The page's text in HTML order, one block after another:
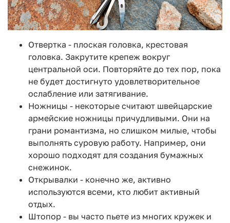
Отвертка - плоская головка, крестовая
головка. Закрутите крепеж вокруг
центральной оси. Повторяйте до тех пор, пока
не будет достигнуто удовлетворительное
ослабление или затягивание.
Ножницы - некоторые считают швейцарские
армейские ножницы причудливыми. Они на
грани романтизма, но слишком милые, чтобы
выполнять суровую работу. Например, они
хорошо подходят для создания бумажных
снежинок.
Открывалки - конечно же, активно
используются всеми, кто любит активный
отдых.
Штопор - вы часто пьете из многих кружек и